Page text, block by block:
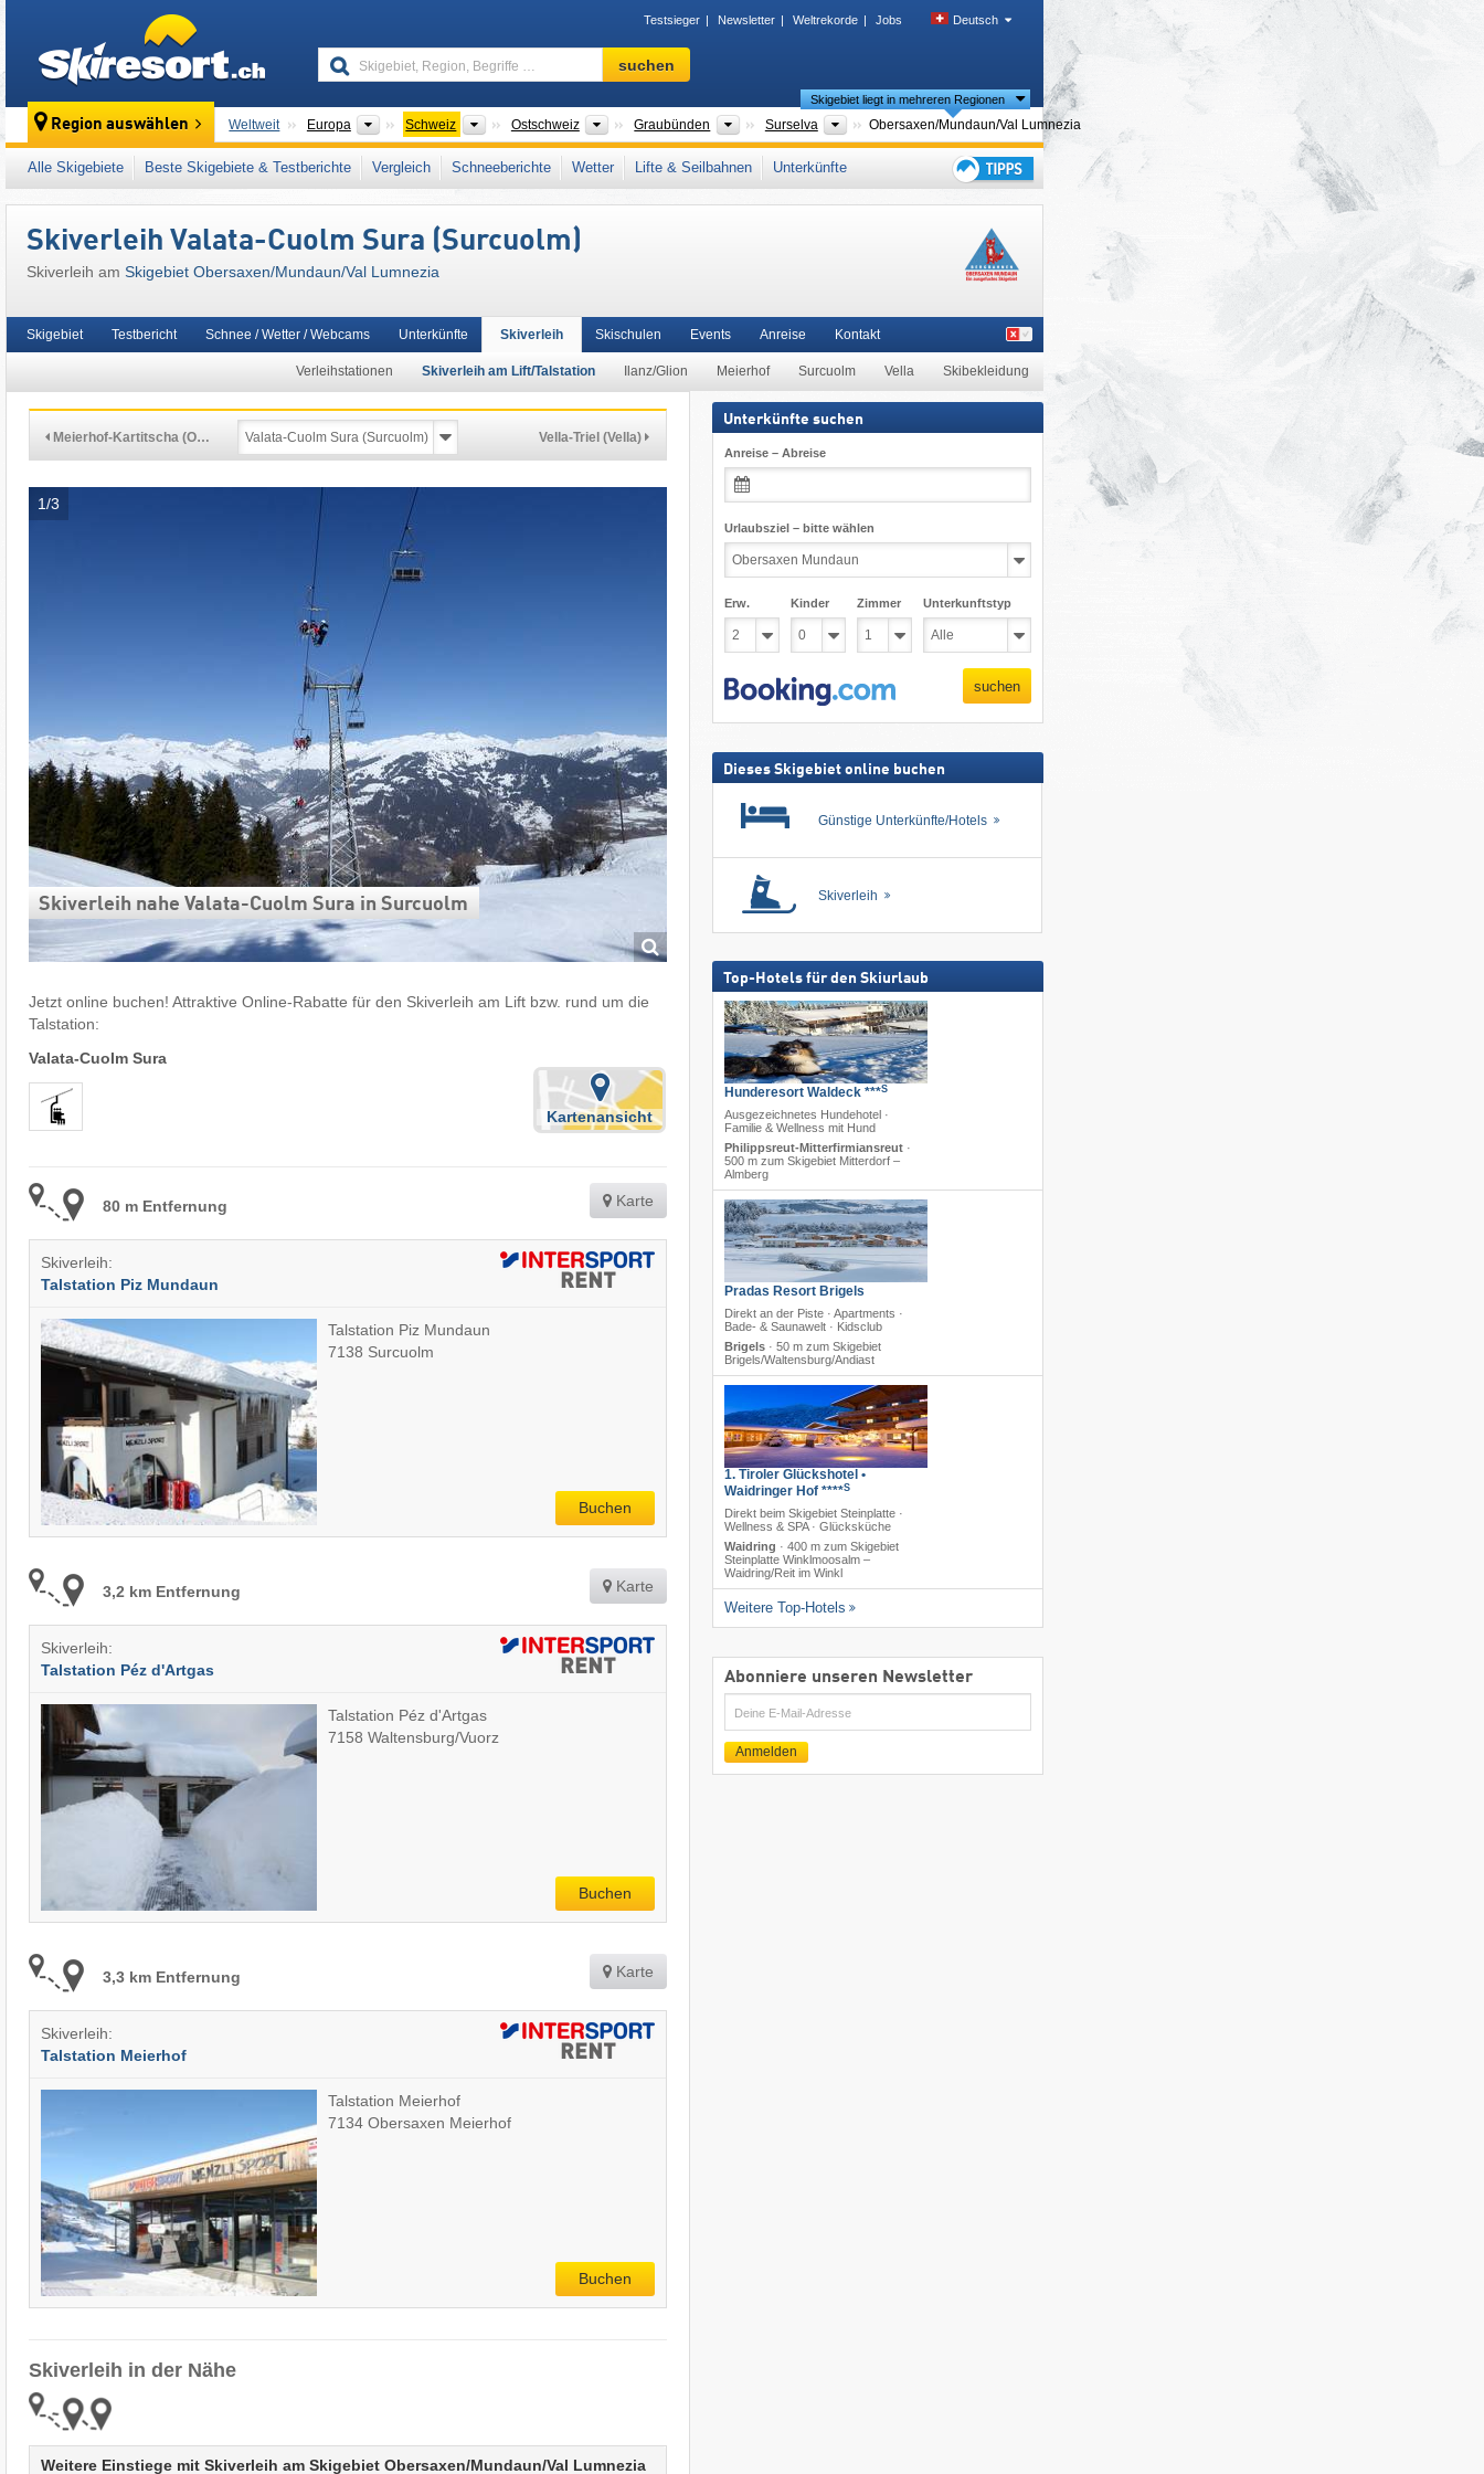
Testsieger Newsletter Weltrekorde Jobs Deutsch
Skigebiet,
Region,
…
suchen
Region auswählen Weltweit Europa Kontinente
Schweiz LänderOstschweiz Großregionen
Graubünden Kantone
Surselva Tourismusregionen
Skigebiet liegt in mehreren Regionen
Obersaxen/​Mundaun/​Val Lumnezia
Dieses Skigebiet liegt auch in: Val Lumnezia Lepontinische Alpen Deutschschweiz Schweizer Alpen Alpen,
Mitteleuropa
Alle Skigebiete Beste Skigebiete & Testberichte Vergleich Schneeberichte Wetter Lifte & Seilbahnen
Unterkünfte
Skiurlaub
Skiverleih Valata-Cuolm Sura (Surcuolm)
Skiverleih am Skigebiet Obersaxen/​Mundaun/​Val Lumnezia
Skigebiet Testbericht Schnee / Wetter / Webcams Unterkünfte Skiverleih
Verleihstationen Skiverleih am Lift/Talstation Ilanz/Glion Meierhof Surcuolm Vella Skibekleidung
Skischulen Events Anreise Kontakt
Meierhof-Kartitscha (O… Vella-Triel (Vella)
1/3
Skiverleih nahe Valata-Cuolm Sura in Surcuolm
Jetzt online buchen! Attraktive Online-Rabatte für den Skiverleih am Lift bzw. rund um die
Talstation:
Valata-Cuolm Sura
Kartenansicht
80 m Entfernung Karte
Skiverleih:
Talstation Piz Mundaun
Talstation Piz Mundaun
7138 Surcuolm
Buchen
3,2 km Entfernung Karte
Skiverleih:
Talstation Péz d'Artgas
Talstation Péz d'Artgas
7158 Waltensburg/Vuorz
Buchen
3,3 km Entfernung Karte
Skiverleih:
Talstation Meierhof
Talstation Meierhof
7134 Obersaxen Meierhof
Buchen
Skiverleih in der Nähe
Weitere Einstiege mit Skiverleih am Skigebiet Obersaxen/​Mundaun/​Val Lumnezia
Unterkünfte suchen
Anreise – Abreise
Urlaubsziel – bitte wählen
Erw. Kinder Zimmer Unterkunftstyp
suchen
Dieses Skigebiet online buchen
Günstige Unterkünfte/Hotels
Skiverleih
Top-Hotels für den Skiurlaub
Hunderesort Waldeck ***S
Ausgezeichnetes Hundehotel ·
Familie & Wellness mit Hund
Philippsreut-Mitterfirmiansreut·
500 m zum Skigebiet Mitterdorf –
Almberg
Pradas Resort Brigels
Direkt an der Piste · Apartments ·
Bade- & Saunawelt · Kidsclub
Brigels· 50 m zum Skigebiet
Brigels/​Waltensburg/​Andiast
1. Tiroler Glückshotel •
Waidringer Hof ****S
Direkt beim Skigebiet Steinplatte ·
Wellness & SPA · Glücksküche
Waidring · 400 m zum Skigebiet
Steinplatte Winklmoosalm –
Waidring/​Reit im Winkl
Weitere Top-Hotels
Abonniere unseren Newsletter
E-
Mail
Anmelden